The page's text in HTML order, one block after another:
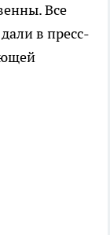
Все
в пресс-